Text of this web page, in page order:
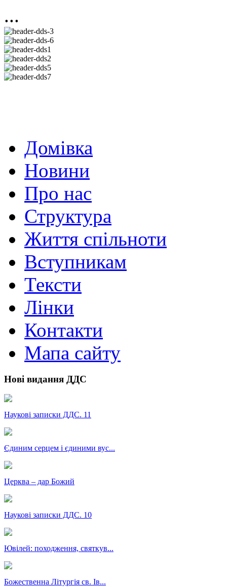
...
Домівка
Новини
Про нас
Структура
Життя спільноти
Вступникам
Тексти
Лінки
Контакти
Мапа сайту
Нові видання ДДС
Наукові записки ДДС. 11
Єдиним серцем і єдиними вус...
Церква – дар Божий
Наукові записки ДДС. 10
Ювілей: походження, святкув...
Божественна Літургія св. Ів...